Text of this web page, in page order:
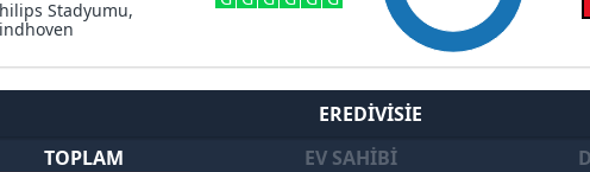
Stadyumu,
EREDIVISIE
TOPLAM
EV SAHIBI